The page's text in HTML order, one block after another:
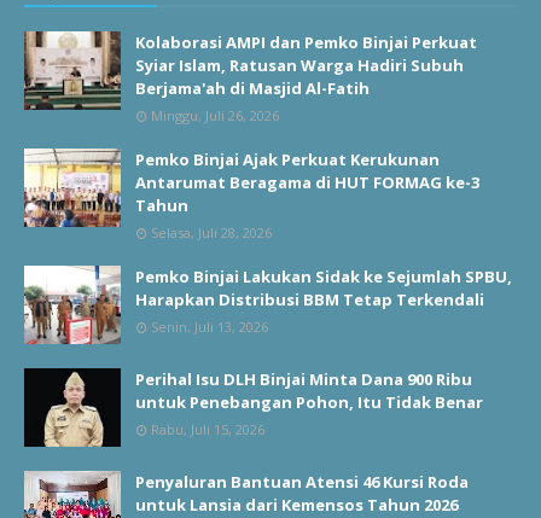
Kolaborasi AMPI dan Pemko Binjai Perkuat
Syiar Islam, Ratusan Warga Hadiri Subuh
Berjama'ah di Masjid Al-Fatih
Minggu, Juli 26, 2026
Pemko Binjai Ajak Perkuat Kerukunan
Antarumat Beragama di HUT FORMAG ke-3
Tahun
Selasa, Juli 28, 2026
Pemko Binjai Lakukan Sidak ke Sejumlah SPBU,
Harapkan Distribusi BBM Tetap Terkendali
Senin, Juli 13, 2026
Perihal Isu DLH Binjai Minta Dana 900 Ribu
untuk Penebangan Pohon, Itu Tidak Benar
Rabu, Juli 15, 2026
Penyaluran Bantuan Atensi 46 Kursi Roda
untuk Lansia dari Kemensos Tahun 2026